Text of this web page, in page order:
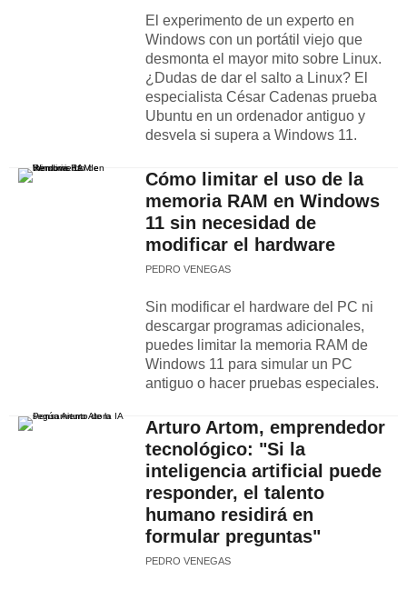
El experimento de un experto en
Windows con un portátil viejo que
desmonta el mayor mito sobre Linux.
¿Dudas de dar el salto a Linux? El
especialista César Cadenas prueba
Ubuntu en un ordenador antiguo y
desvela si supera a Windows 11.
Cómo limitar el uso de la
memoria RAM en Windows
11 sin necesidad de
modificar el hardware
PEDRO VENEGAS
Sin modificar el hardware del PC ni
descargar programas adicionales,
puedes limitar la memoria RAM de
Windows 11 para simular un PC
antiguo o hacer pruebas especiales.
Arturo Artom, emprendedor
tecnológico: "Si la
inteligencia artificial puede
responder, el talento
humano residirá en
formular preguntas"
PEDRO VENEGAS